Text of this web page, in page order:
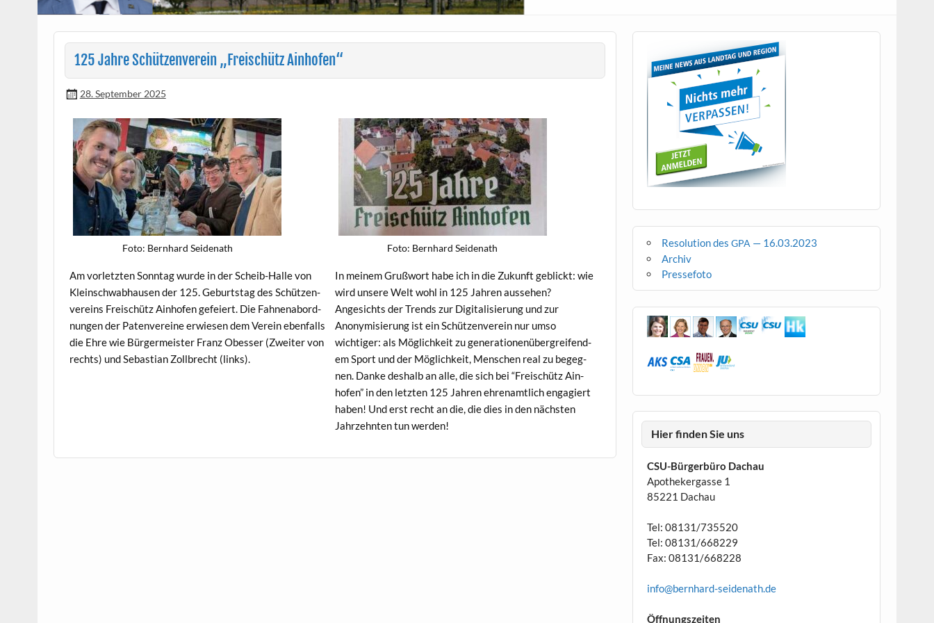
125 Jahre Schützenverein „Freischütz Ainhofen“
28. September 2025
Foto: Bern­hard Seidenath
Am vor­let­zten Son­ntag wurde in der Scheib-Halle von
Klein­schwab­hausen der 125. Geburt­stag des Schützen­
vere­ins Freis­chütz Ain­hofen gefeiert. Die Fah­nen­abor­d­
nun­gen der Paten­vere­ine erwiesen dem Vere­in eben­falls
die Ehre wie Bürg­er­meis­ter Franz Obess­er (Zweit­er von
rechts) und Sebas­t­ian Zoll­brecht (links).
Foto: Bern­hard Seidenath
In meinem Gruß­wort habe ich in die Zukun­ft geblickt: wie
wird unsere Welt wohl in 125 Jahren ausse­hen?
Angesichts der Trends zur Dig­i­tal­isierung und zur
Anonymisierung ist ein Schützen­vere­in nur umso
wichtiger: als Möglichkeit zu gen­er­a­tio­nenüber­greifen­d­
em Sport und der Möglichkeit, Men­schen real zu begeg­
nen. Danke deshalb an alle, die sich bei “Freis­chütz Ain­
hofen” in den let­zten 125 Jahren ehre­namtlich engagiert
haben! Und erst recht an die, die dies in den näch­sten
Jahrzehn­ten tun werden!
Resolution desGPA — 16.03.2023
Archiv
Pressefoto
Hier finden Sie uns
CSU-Bürgerbüro Dachau
Apothekergasse 1
85221 Dachau
Tel: 08131/735520
Tel: 08131/668229
Fax: 08131/668228
info@bernhard-seidenath.de
Öffnungszeiten